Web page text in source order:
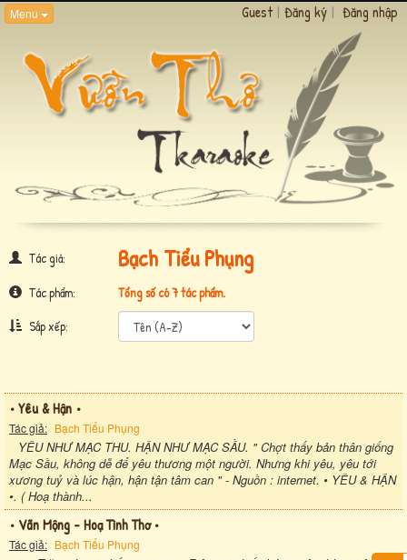
Menu Guest | Đăng ký | Đăng nhập
Tác giả: Bạch Tiểu Phụng
Tác phẩm:
Tổng số có 7 tác phẩm.
Sắp xếp:
• Yêu & Hận •
Tác giả: Bạch Tiểu Phụng
YÊU NHƯ MẠC THU. HẬN NHƯ MẠC SẦU. " Chợt thấy bản thân giống
Mạc Sầu, không dễ để yêu thương một người. Nhưng khi yêu, yêu tới
xương tuỷ và lúc hận, hận tận tâm can " - Nguồn : internet. • YÊU & HẬN
•. ( Hoạ thành...
• Vãn Mộng - Hoạ Tình Thơ •
Tác giả: Bạch Tiểu Phụng